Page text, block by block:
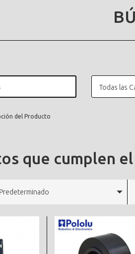
Todas las
del Producto
que cumplen
Predeterminado